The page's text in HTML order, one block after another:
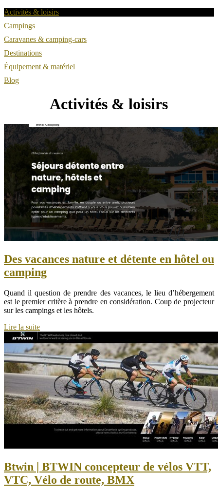
Activités & loisirs
Campings
Caravanes & camping-cars
Destinations
Équipement & matériel
Blog
Activités & loisirs
Des vacances nature et détente en hôtel ou
camping
Quand il question de prendre des vacances, le lieu d’hébergement
est le premier critère à prendre en considération. Coup de projecteur
sur les campings et les hôtels.
Lire la suite
Btwin | BTWIN concepteur de vélos VTT,
VTC, Vélo de route, BMX